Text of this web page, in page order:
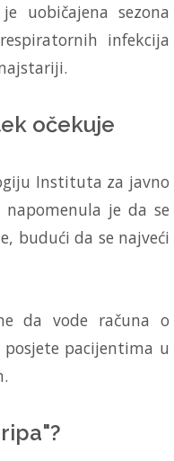
uobičajena sezona
infekcija
očekuje
Instituta za javno
je da se
budući da se najveći
da vode računa o
pacijentima u